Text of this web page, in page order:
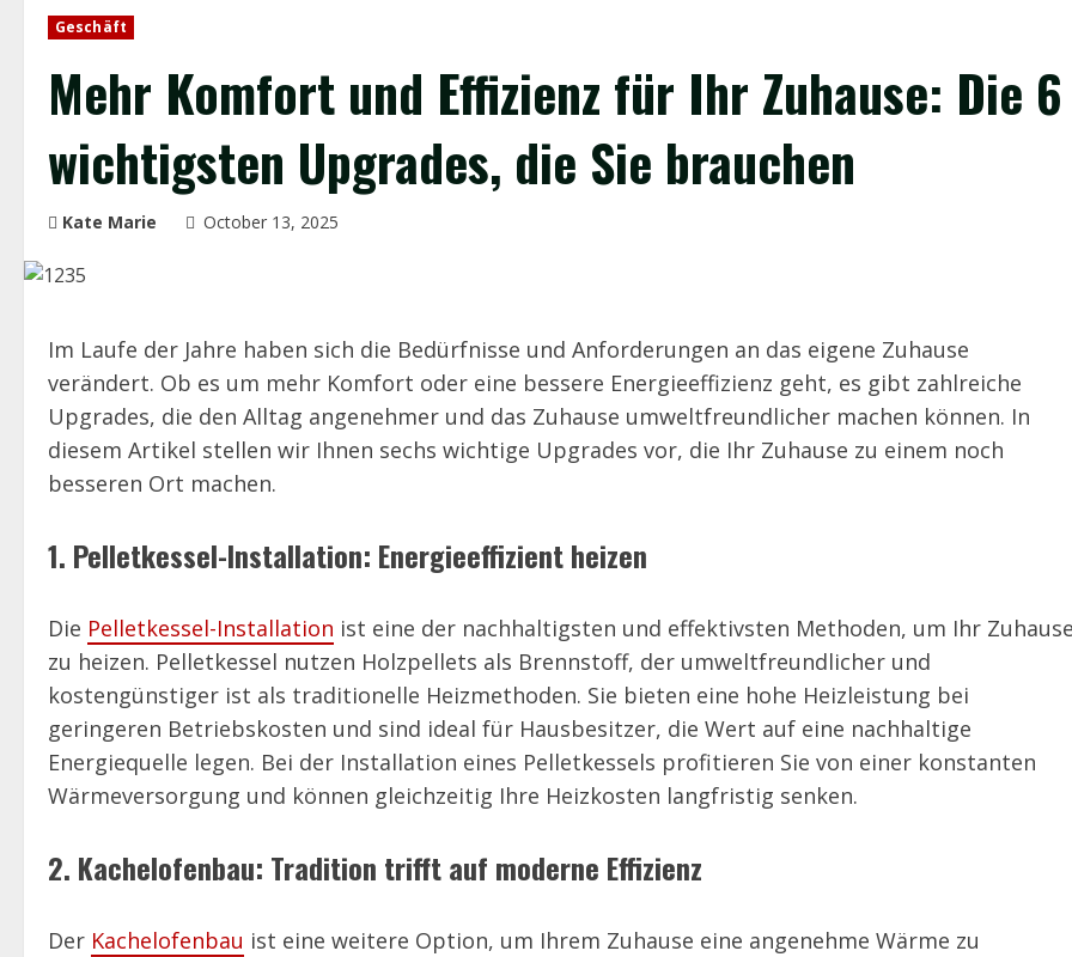
Geschäft
Mehr Komfort und Effizienz für Ihr Zuhause: Die 6
wichtigsten Upgrades, die Sie brauchen
Kate Marie October 13, 2025
Im Laufe der Jahre haben sich die Bedürfnisse und Anforderungen an das eigene Zuhause
verändert. Ob es um mehr Komfort oder eine bessere Energieeffizienz geht, es gibt zahlreiche
Upgrades, die den Alltag angenehmer und das Zuhause umweltfreundlicher machen können. In
diesem Artikel stellen wir Ihnen sechs wichtige Upgrades vor, die Ihr Zuhause zu einem noch
besseren Ort machen.
1. Pelletkessel-Installation: Energieeffizient heizen
Die Pelletkessel-Installation ist eine der nachhaltigsten und effektivsten Methoden, um Ihr
zu heizen. Pelletkessel nutzen Holzpellets als Brennstoff, der umweltfreundlicher und
kostengünstiger ist als traditionelle Heizmethoden. Sie bieten eine hohe Heizleistung bei
geringeren Betriebskosten und sind ideal für Hausbesitzer, die Wert auf eine nachhaltige
Energiequelle legen. Bei der Installation eines Pelletkessels profitieren Sie von einer konstanten
Wärmeversorgung und können gleichzeitig Ihre Heizkosten langfristig senken.
2. Kachelofenbau: Tradition trifft auf moderne Effizienz
Der Kachelofenbau ist eine weitere Option, um Ihrem Zuhause eine angenehme Wärme zu